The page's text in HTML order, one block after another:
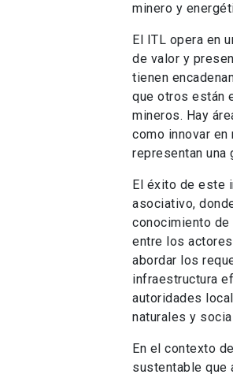
minero y
El ITL opera en
de valor y
tienen
que otros están
mineros. Hay
como innovar
representan una
El éxito de este
asociativo,
conocimiento
entre los
abordar los
infraestructura
autoridades
naturales y
En el contexto
sustentable que